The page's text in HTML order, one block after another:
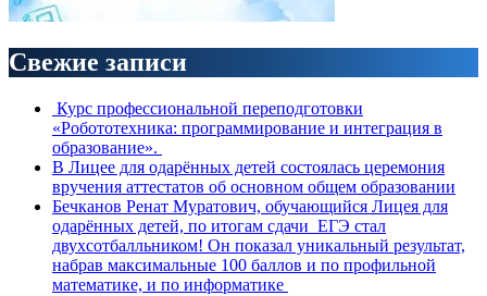
Свежие записи
Курс профессиональной переподготовки
«Робототехника: программирование и интеграция в
образование».
В Лицее для одарённых детей состоялась церемония
вручения аттестатов об основном общем образовании
Бечканов Ренат Муратович, обучающийся Лицея для
одарённых детей, по итогам сдачи ЕГЭ стал
двухсотбалльником! Он показал уникальный результат,
набрав максимальные 100 баллов и по профильной
математике, и по информатике